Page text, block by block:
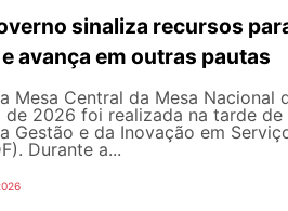
sinaliza recursos
avança em outras pautas
Mesa Central da Mesa Nacional
de 2026 foi realizada na tarde
Gestão e da Inovação em
Durante a...